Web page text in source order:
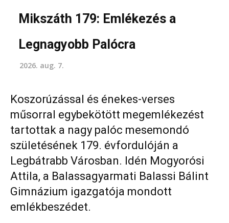
Mikszáth 179: Emlékezés a
Legnagyobb Palócra
2026. aug. 7.
Koszorúzással és énekes-verses
műsorral egybekötött megemlékezést
tartottak a nagy palóc mesemondó
születésének 179. évfordulóján a
Legbátrabb Városban. Idén Mogyorósi
Attila, a Balassagyarmati Balassi Bálint
Gimnázium igazgatója mondott
emlékbeszédet.